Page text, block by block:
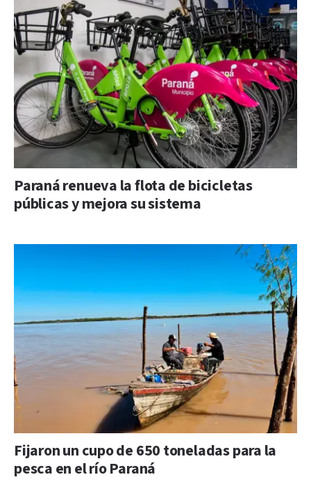
Paraná renueva la flota de bicicletas
públicas y mejora su sistema
Fijaron un cupo de 650 toneladas para la
pesca en el río Paraná